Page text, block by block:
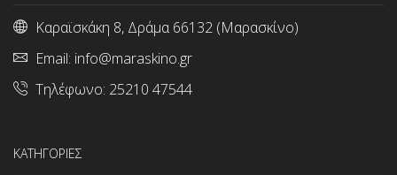
Καραϊσκάκη 8, Δράμα 66132 (Μαρασκίνο)
Email: info@maraskino.gr
Τηλέφωνο: 25210 47544
ΚΑΤΗΓΟΡΙΕΣ